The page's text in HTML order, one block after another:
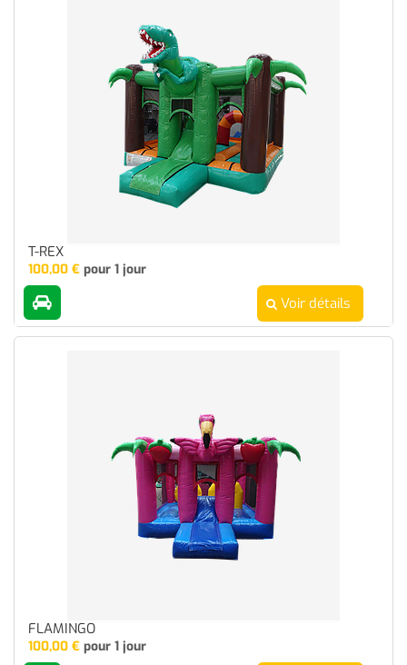
T-REX
100,00 € pour 1 jour
Voir détails
FLAMINGO
100,00 € pour 1 jour